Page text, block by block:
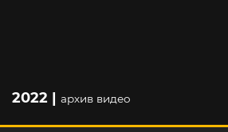
2022 | архив видео